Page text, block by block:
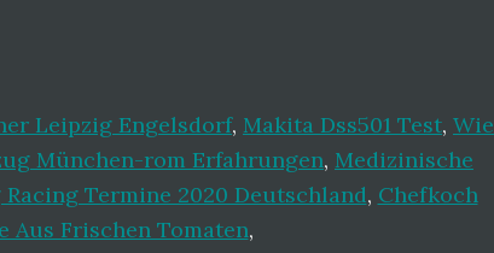
Leipzig Engelsdorf, Makita Dss501 Test, Wie
München-rom Erfahrungen, Medizinische
Racing Termine 2020 Deutschland, Chefkoch
Aus Frischen Tomaten,